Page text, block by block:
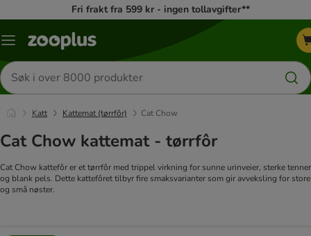
Fri frakt fra 599 kr - ingen tollavgifter**
Katalogmeny
Søk
etter
produkter
Katt Kattemat (tørrfôr) Cat Chow
Cat Chow kattemat - tørrfôr
Cat Chow kattefôr er et tørrfôr med trippel virkning for sunne urinveier, sterke tenner
og blank pels. Dette kattefôret tilbyr fire smaksvarianter som gir avveksling for store
og små nøster.